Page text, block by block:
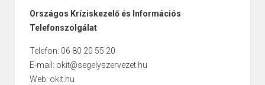
Országos Kríziskezelő és Információs
Telefonszolgálat
Telefon: 06 80 20 55 20
E-mail: okit@segelyszervezet.hu
Web: okit.hu